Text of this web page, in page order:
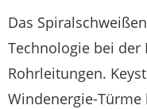
Das
Technologie bei der
Rohrleitungen.
Windenergie-